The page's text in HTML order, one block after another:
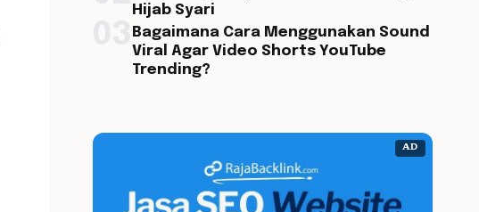
Hijab Syari
Bagaimana Cara Menggunakan Sound
Viral Agar Video Shorts YouTube
Trending?
AD